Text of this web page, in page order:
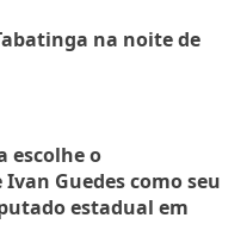
na noite de
escolhe o
Guedes como seu
estadual em